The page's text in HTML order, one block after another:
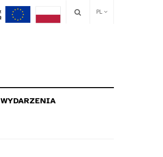
PL
WYDARZENIA